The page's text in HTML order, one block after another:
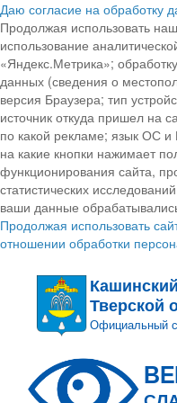
Даю согласие на обработку
Продолжая использовать
использование
«Яндекс.Метрика»;
данных (сведения о
версия Браузера; тип
источник откуда пришел на
по какой рекламе; язык ОС и
на какие кнопки нажимает
функционирования сайта,
статистических
ваши данные
Продолжая использовать
отношении обработки